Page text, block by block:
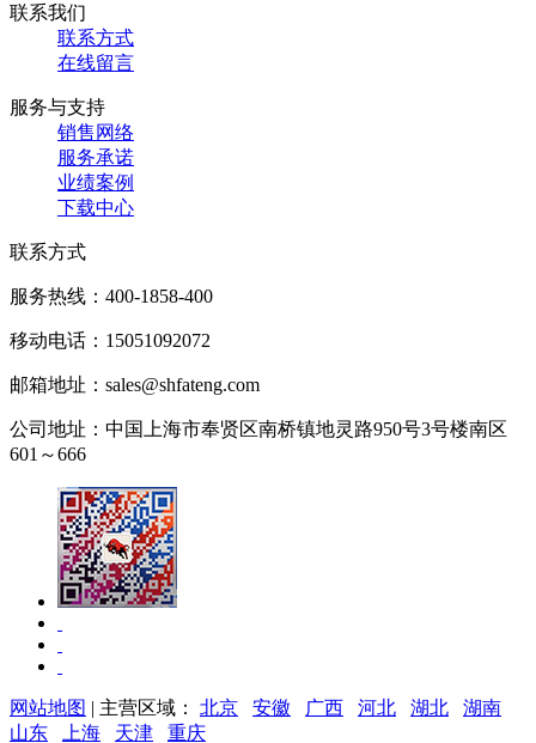
联系我们
联系方式
在线留言
服务与支持
销售网络
服务承诺
业绩案例
下载中心
联系方式
服务热线： 400-1858-400
移动电话： 15051092072
邮箱地址： sales@shfateng.com
公司地址： 中国上海市奉贤区南桥镇地灵路950号3号楼南区
601～666
网站地图 | 主营区域： 北京 安徽 广西 河北 湖北
湖南
山东
上海 天津 重庆